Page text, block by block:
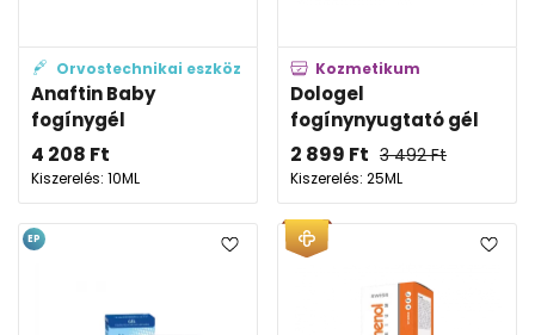
Orvostechnikai eszköz
Anaftin Baby
fogínygél
4 208 Ft
Kiszerelés: 10ML
Kozmetikum
Dologel
fogínynyugtató gél
2 899 Ft 3 492Ft
Kiszerelés: 25ML
EP